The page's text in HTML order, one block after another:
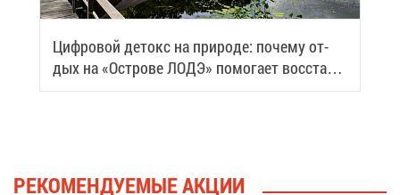
Циф­ро­вой де­токс на при­ро­де: по­че­му от­
дых на «Ост­ро­ве ЛОДЭ» по­мо­га­ет вос­ста­но­
вить си­лы
РЕ­КО­МЕН­ДУ­Е­МЫЕ АК­ЦИИ